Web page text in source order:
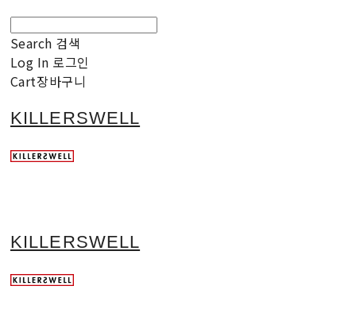
Search 검색
Log In 로그인
Cart장바구니
KILLERSWELL
KILLERSWELL